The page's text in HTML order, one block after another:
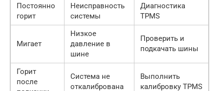
Постоянно
горит
Неисправность
системы
Диагностика
TPMS
Мигает
Низкое
давление в
шине
Проверить и
подкачать шины
Горит
после
Система не
откалибрована
Выполнить
калибровку TPMS